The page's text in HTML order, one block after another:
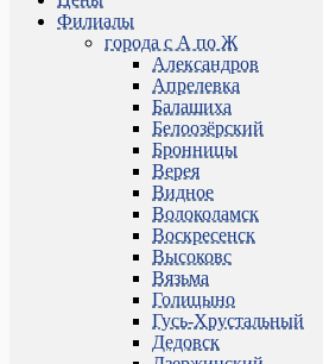
Филиалы
города с А по Ж
Александров
Апрелевка
Балашиха
Белоозёрский
Бронницы
Верея
Видное
Волоколамск
Воскресенск
Высоковс
Вязьма
Голицыно
Гусь-Хрустальный
Дедовск